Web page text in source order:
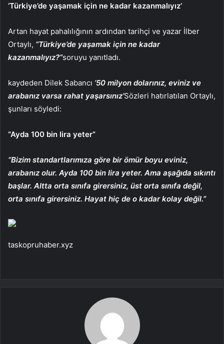
‘Türkiye’de yaşamak için ne kadar kazanmalıyız’
Artan hayat pahalılığının ardından tarihçi ve yazar İlber
Ortaylı, “Türkiye’de yaşamak için ne kadar
kazanmalıyız?”soruyu yanıtladı.
kaydeden Dilek Sabancı ’50 milyon dolarınız, eviniz ve
arabanız varsa rahat yaşarsınız’Sözleri hatırlatılan Ortaylı,
şunları söyledi:
“Ayda 100 bin lira yeter”
“Bizim standartlarımıza göre bir ömür boyu eviniz,
arabanız olur. Ayda 100 bin lira yeter. Ama aşağıda sıkıntı
başlar. Altta orta sınıfa girersiniz, üst orta sınıfa değil,
orta sınıfa girersiniz. Hayat hiç de o kadar kolay değil.”
taskopruhaber.xyz